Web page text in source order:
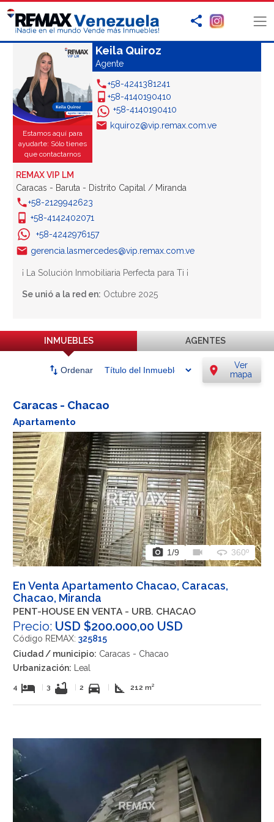
Estamos aquí para
ayudarte: Sólo tienes
que contactarnos
Keila Quiroz
Agente
+58-4241381241
+58-4140190410
+58-4140190410
kquiroz@vip.remax.com.ve
REMAX VIP LM
Caracas - Baruta - Distrito Capital / Miranda
+58-2129942623
+58-4142402071
+58-4242976157
gerencia.lasmercedes@vip.remax.com.ve
¡ La Solución Inmobiliaria Perfecta para Ti ¡
Se unió a la red en: Octubre 2025
INMUEBLES AGENTES
swap_vert Ordenar location_on
Ver
mapa
Caracas - Chacao
Apartamento
photo_camera 1/9 videocam 360 360º
En Venta Apartamento Chacao, Caracas,
Chacao, Miranda
PENT-HOUSE EN VENTA - URB. CHACAO
Precio: USD $200.000,00 USD
Código REMAX: 325815
Ciudad / municipio: Caracas - Chacao
Urbanización: Leal
4 hotel 3 bathtub 2 directions_car square_foot 212 m²